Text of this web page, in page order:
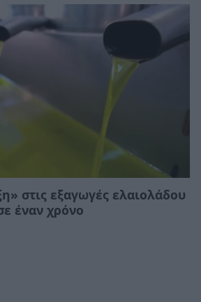
στις εξαγωγές ελαιολάδου
έναν χρόνο